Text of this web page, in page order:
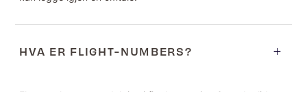
HVA ER FLIGHT-NUMBERS?